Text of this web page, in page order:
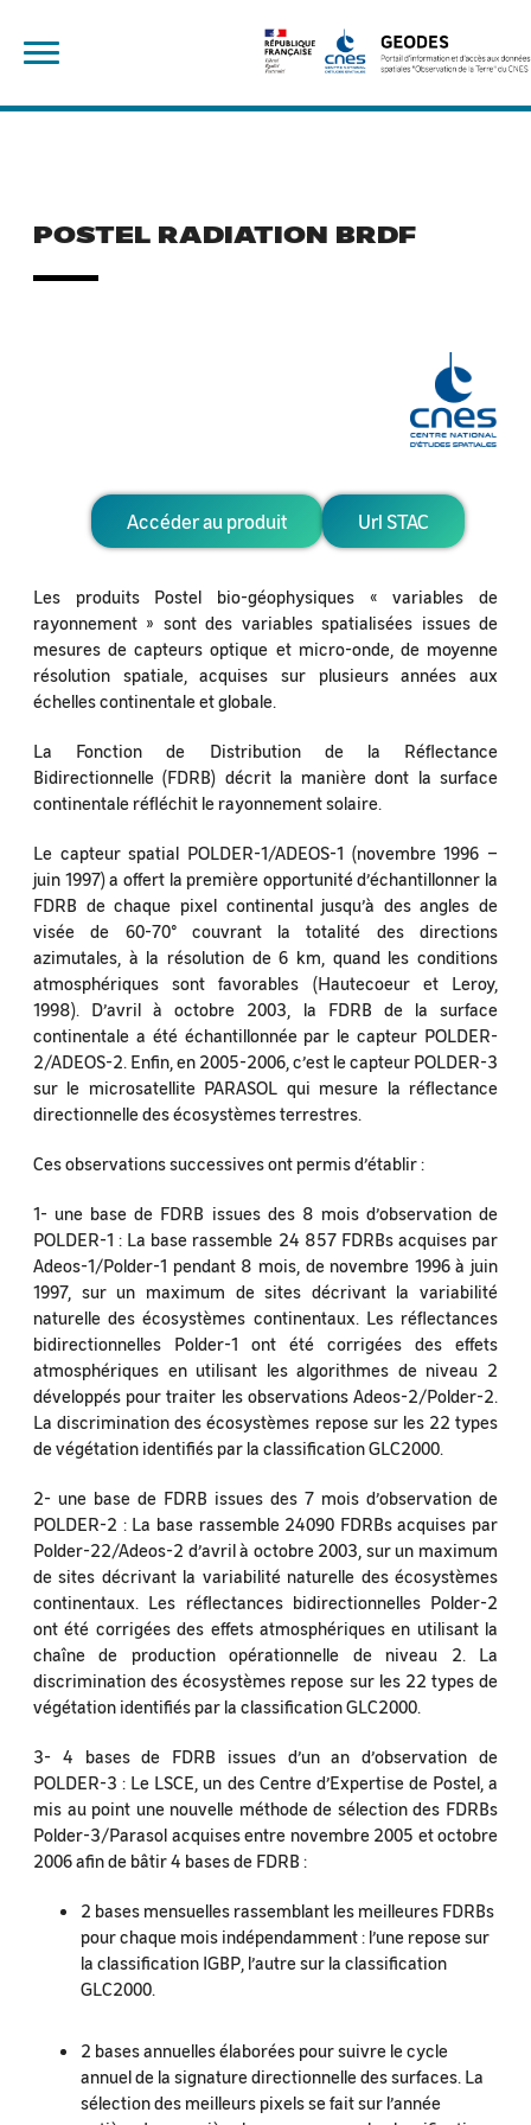
content
POSTEL RADIATION BRDF
Accéder au produit Url STAC
Les produits Postel bio-géophysiques « variables de
rayonnement » sont des variables spatialisées issues de
mesures de capteurs optique et micro-onde, de moyenne
résolution spatiale, acquises sur plusieurs années aux
échelles continentale et globale.
La Fonction de Distribution de la Réflectance
Bidirectionnelle (FDRB) décrit la manière dont la surface
continentale réfléchit le rayonnement solaire.
Le capteur spatial POLDER-1/ADEOS-1 (novembre 1996 –
juin 1997) a offert la première opportunité d’échantillonner la
FDRB de chaque pixel continental jusqu’à des angles de
visée de 60-70° couvrant la totalité des directions
azimutales, à la résolution de 6 km, quand les conditions
atmosphériques sont favorables (Hautecoeur et Leroy,
1998). D’avril à octobre 2003, la FDRB de la surface
continentale a été échantillonnée par le capteur POLDER-
2/ADEOS-2. Enfin, en 2005-2006, c’est le capteur POLDER-3
sur le microsatellite PARASOL qui mesure la réflectance
directionnelle des écosystèmes terrestres.
Ces observations successives ont permis d’établir :
1- une base de FDRB issues des 8 mois d’observation de
POLDER-1 : La base rassemble 24 857 FDRBs acquises par
Adeos-1/Polder-1 pendant 8 mois, de novembre 1996 à juin
1997, sur un maximum de sites décrivant la variabilité
naturelle des écosystèmes continentaux. Les réflectances
bidirectionnelles Polder-1 ont été corrigées des effets
atmosphériques en utilisant les algorithmes de niveau 2
développés pour traiter les observations Adeos-2/Polder-2.
La discrimination des écosystèmes repose sur les 22 types
de végétation identifiés par la classification GLC2000.
2- une base de FDRB issues des 7 mois d’observation de
POLDER-2 : La base rassemble 24090 FDRBs acquises par
Polder-22/Adeos-2 d’avril à octobre 2003, sur un maximum
de sites décrivant la variabilité naturelle des écosystèmes
continentaux. Les réflectances bidirectionnelles Polder-2
ont été corrigées des effets atmosphériques en utilisant la
chaîne de production opérationnelle de niveau 2. La
discrimination des écosystèmes repose sur les 22 types de
végétation identifiés par la classification GLC2000.
3- 4 bases de FDRB issues d’un an d’observation de
POLDER-3 : Le LSCE, un des Centre d’Expertise de Postel, a
mis au point une nouvelle méthode de sélection des FDRBs
Polder-3/Parasol acquises entre novembre 2005 et octobre
2006 afin de bâtir 4 bases de FDRB :
2 bases mensuelles rassemblant les meilleures FDRBs
pour chaque mois indépendamment : l’une repose sur
la classification IGBP, l’autre sur la classification
GLC2000.
2 bases annuelles élaborées pour suivre le cycle
annuel de la signature directionnelle des surfaces. La
sélection des meilleurs pixels se fait sur l’année